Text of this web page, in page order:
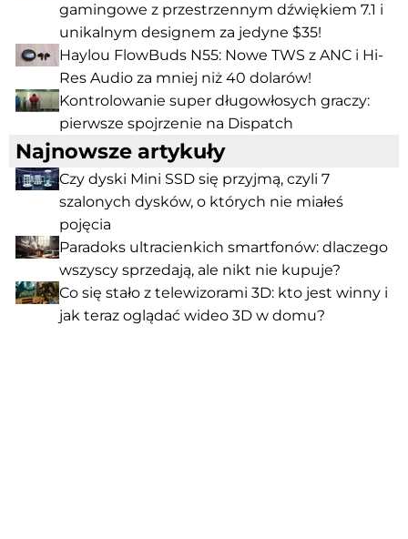
gamingowe z przestrzennym dźwiękiem 7.1 i
unikalnym designem za jedyne $35!
Haylou FlowBuds N55: Nowe TWS z ANC i Hi-
Res Audio za mniej niż 40 dolarów!
Kontrolowanie super długowłosych graczy:
pierwsze spojrzenie na Dispatch
Najnowsze artykuły
Czy dyski Mini SSD się przyjmą, czyli 7
szalonych dysków, o których nie miałeś
pojęcia
Paradoks ultracienkich smartfonów: dlaczego
wszyscy sprzedają, ale nikt nie kupuje?
Co się stało z telewizorami 3D: kto jest winny i
jak teraz oglądać wideo 3D w domu?